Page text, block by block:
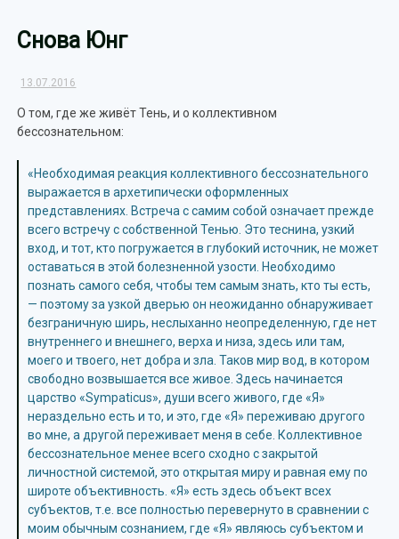
Снова Юнг
13.07.2016
О том, где же живёт Тень, и о коллективном
бессознательном:
«Необходимая реакция коллективного бессознательного
выражается в архетипически оформленных
представлениях. Встреча с самим собой означает прежде
всего встречу с собственной Тенью. Это теснина, узкий
вход, и тот, кто погружается в глубокий источник, не может
оставаться в этой болезненной узости. Необходимо
познать самого себя, чтобы тем самым знать, кто ты есть,
— поэтому за узкой дверью он неожиданно обнаруживает
безграничную ширь, неслыханно неопределенную, где нет
внутреннего и внешнего, верха и низа, здесь или там,
моего и твоего, нет добра и зла. Таков мир вод, в котором
свободно возвышается все живое. Здесь начинается
царство «Sympaticus», души всего живого, где «Я»
нераздельно есть и то, и это, где «Я» переживаю другого
во мне, а другой переживает меня в себе. Коллективное
бессознательное менее всего сходно с закрытой
личностной системой, это открытая миру и равная ему по
широте объективность. «Я» есть здесь объект всех
субъектов, т.е. все полностью перевернуто в сравнении с
моим обычным сознанием, где «Я» являюсь субъектом и